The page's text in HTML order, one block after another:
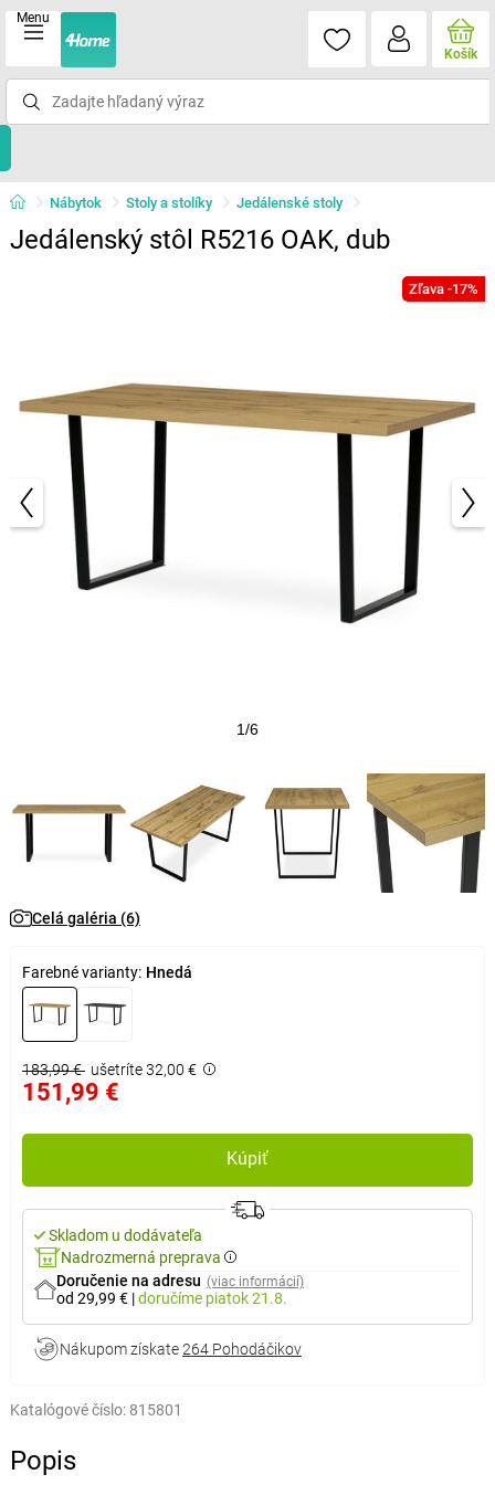
Menu
Košík
Nábytok Stoly a stolíky Jedálenské stoly
Jedálenský stôl R5216 OAK, dub
Zľava -17%
1/6
Celá galéria (6)
Farebné varianty: Hnedá
183,99 € ušetríte 32,00 €
151,99 €
Kúpiť
Skladom u dodávateľa
Nadrozmerná preprava
Doručenie na adresu (viac informácií)
od 29,99 € |doručíme piatok 21.8.
Nákupom získate264 Pohodáčikov
Katalógové číslo: 815801
Popis